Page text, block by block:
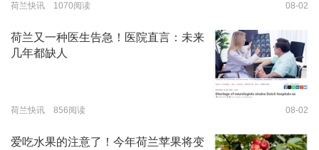
荷兰快讯 1070阅读 08-02
荷兰又一种医生告急！医院直言：未来
几年都缺人
荷兰快讯 856阅读 08-02
爱吃水果的注意了！今年荷兰苹果将变